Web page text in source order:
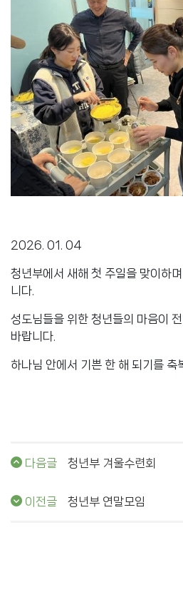
2026. 01. 04
청년부에서 새해 첫 주일을 맞이하
니다.
성도님들을 위한 청년들의 마음이
바랍니다.
하나님 안에서 기쁜 한 해 되기를 축
다음글 청년부 겨울수련회
이전글 청년부 연말모임